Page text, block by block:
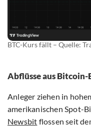
BTC-Kurs fällt – Quelle:
Abflüsse aus Bitcoin-
Anleger ziehen in
amerikanischen Spot-
Newsbit flossen seit